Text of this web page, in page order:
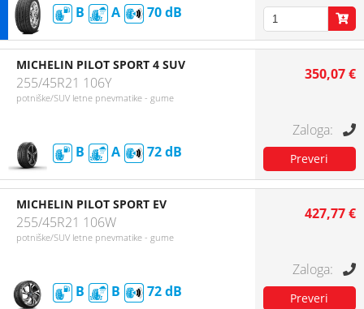
B A 70
MICHELIN PILOT SPORT 4 SUV
255/45R21 106Y
potniške/SUV letne pnevmatike - gume
B A 72
350,07 €
MICHELIN PILOT SPORT EV
255/45R21 106W
potniške/SUV letne pnevmatike - gume
B B 72
427,77 €